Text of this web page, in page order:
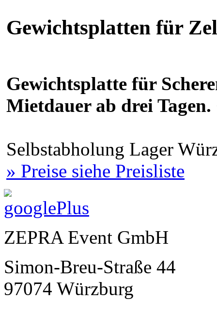
Gewichtsplatten für
Gewichtsplatte für
Mietdauer ab drei Tagen.
Selbstabholung Lager
» Preise siehe Preisliste
ZEPRA Event GmbH
Simon-Breu-Straße 44
97074 Würzburg